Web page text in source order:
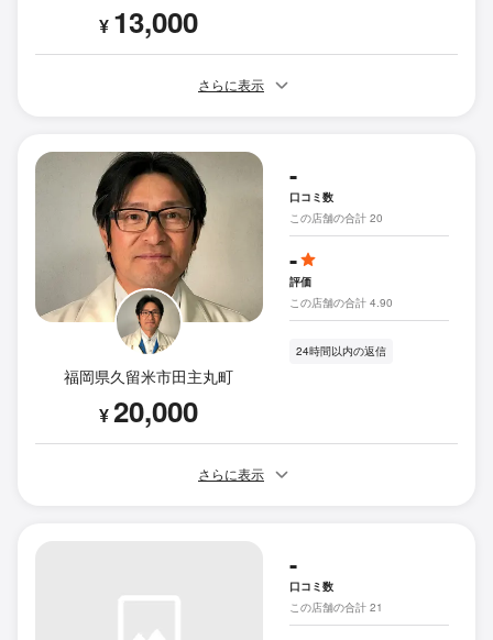
¥ 13,000
さらに表示
福岡県久留米市田主丸町
¥20,000
-
口コミ数
この店舗の合計 20
-
評価
この店舗の合計 4.90
24時間以内の返信
さらに表示
-
口コミ数
この店舗の合計 21